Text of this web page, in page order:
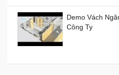
Demo Vách
Công Ty
Vách ngăn xếp
nhiêu tiền?
Giá:0đ
Vách ngăn di